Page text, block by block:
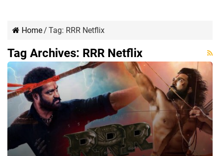
Home/ Tag: RRR Netflix
Tag Archives: RRR Netflix